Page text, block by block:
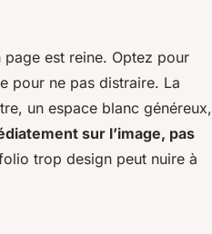
est reine. Optez pour
pour ne pas distraire. La
un espace blanc généreux,
sur l’image, pas
trop design peut nuire à